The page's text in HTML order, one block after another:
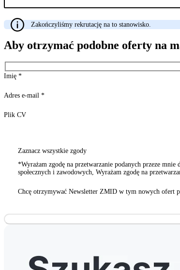
Zakończyliśmy rekrutację na to stanowisko.
Aby otrzymać podobne oferty na
Imię *
Adres e-mail *
Plik CV
Zaznacz wszystkie zgody
*Wyrażam zgodę na przetwarzanie podanych przeze
społecznych i zawodowych, Wyrażam zgodę na
Chcę otrzymywać Newsletter ZMID w tym nowych ofert